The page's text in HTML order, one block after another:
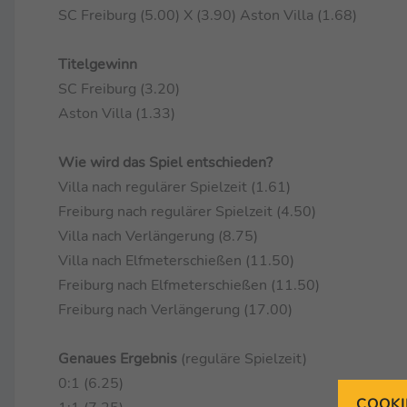
SC Freiburg (5.00) X (3.90) Aston Villa (1.68)
Titelgewinn
SC Freiburg (3.20)
Aston Villa (1.33)
Wie wird das Spiel entschieden?
Villa nach regulärer Spielzeit (1.61)
Freiburg nach regulärer Spielzeit (4.50)
Villa nach Verlängerung (8.75)
Villa nach Elfmeterschießen (11.50)
Freiburg nach Elfmeterschießen (11.50)
Freiburg nach Verlängerung (17.00)
Genaues Ergebnis (reguläre Spielzeit)
0:1 (6.25)